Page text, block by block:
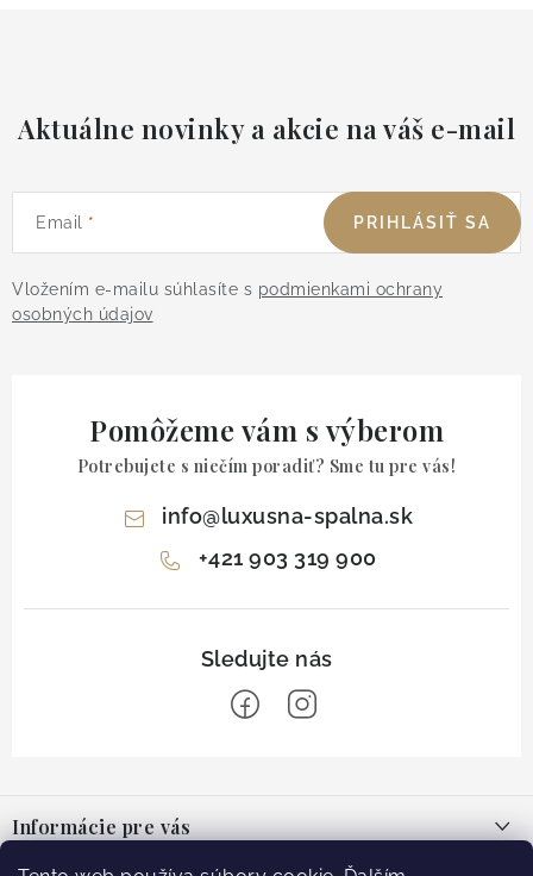
Aktuálne novinky a akcie na váš e-mail
Email
Vložením e-mailu súhlasíte s podmienkami ochrany
osobných údajov
PRIHLÁSIŤ SA
Pomôžeme vám s výberom
Potrebujete s niečím poradiť? Sme tu pre vás!
info@luxusna-spalna.sk
+421 903 319 900
pInformácie pre vás